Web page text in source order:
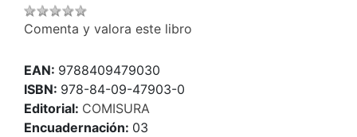
Comenta y valora este libro
EAN: 9788409479030
ISBN: 978-84-09-47903-0
Editorial: COMISURA
Encuadernación: 03